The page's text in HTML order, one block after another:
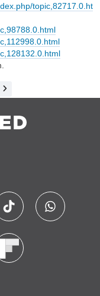
topic,82717.0.ht